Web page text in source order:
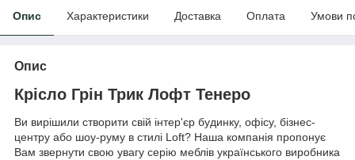
Опис Характеристики Доставка Оплата Умови
Опис
Крісло Грін Трик Лофт Тенеро
Ви вирішили створити свій інтер'єр будинку, офісу, бізнес-
центру або шоу-руму в стилі Loft? Наша компанія пропонує
Вам звернути свою увагу серію меблів українського виробника